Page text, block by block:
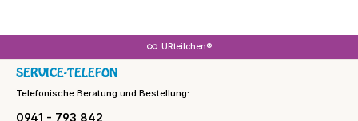
URteilchen®
SERVICE-TELEFON
Telefonische Beratung und Bestellung:
0941 - 793 842